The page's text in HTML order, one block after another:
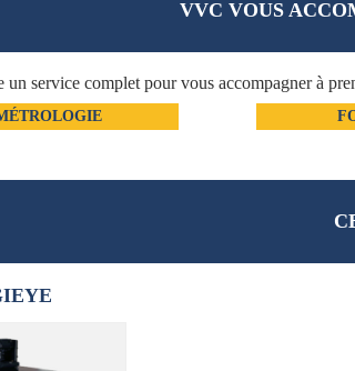
VVC VOUS
service complet pour vous accompagner à